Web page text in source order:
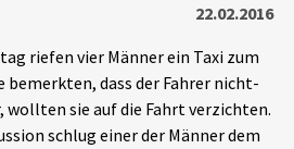
22.02.2016
riefen vier Männer ein Taxi zum
bemerkten, dass der Fahrer nicht-
wollten sie auf die Fahrt verzichten.
schlug einer der Männer dem